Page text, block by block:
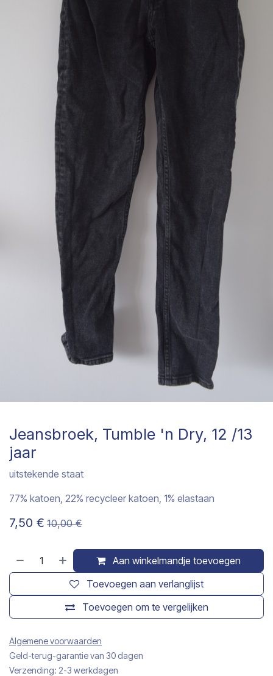
Jeansbroek, Tumble 'n Dry, 12 /13
jaar
uitstekende staat
77% katoen, 22% recycleer katoen, 1% elastaan
7,50 € 10,00€
Aan winkelmandje toevoegen
Toevoegen om te vergelijken
Toevoegen aan verlanglijst
Algemene voorwaarden
Geld-terug-garantie van 30 dagen
Verzending: 2-3 werkdagen